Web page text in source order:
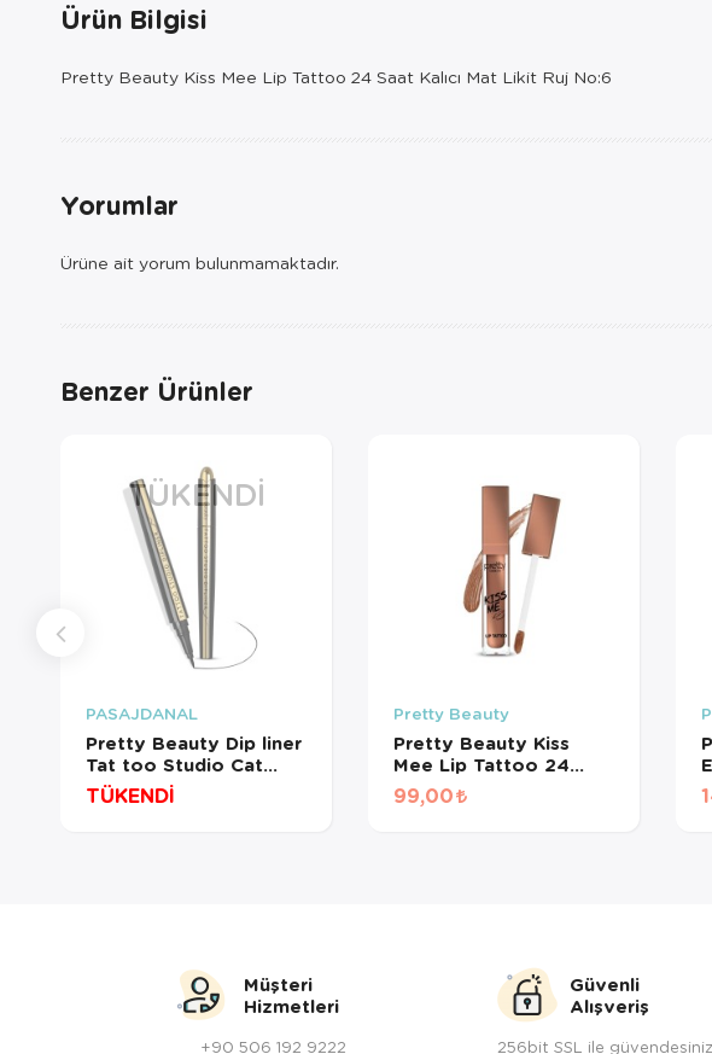
Ürün Bilgisi
Pretty Beauty Kiss Mee Lip Tattoo 24 Saat Kalıcı Mat Likit Ruj No:6
Yorumlar
Ürüne ait yorum bulunmamaktadır.
Benzer Ürünler
TÜKENDI
PASAJDANAL
Pretty Beauty Dip liner
Tat too Studio Cat
Eyes (water proof)
TÜKENDİ
Pretty Beauty
Pretty Beauty Kiss
Mee Lip Tattoo 24
Saat Kalıcı Mat Likit Ruj
No:3
99,00
Müşteri
Hizmetleri
+90 506 192 9222
Güvenli
Alışveriş
256bit SSL ile güvendesiniz